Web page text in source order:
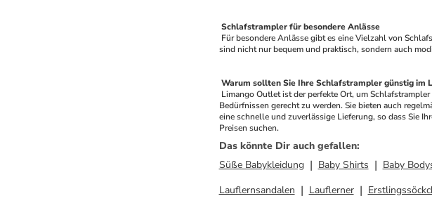
Schlafstrampler für besondere Anlässe
sind nicht nur bequem und praktisch, sondern auch
Warum sollten Sie Ihre Schlafstrampler günstig im
Bedürfnissen gerecht zu werden. Sie bieten auch
eine schnelle und zuverlässige Lieferung, so dass Sie
Preisen suchen.
Das könnte Dir auch gefallen:
Süße Babykleidung
Baby Shirts Baby
Lauflernsandalen
Lauflerner